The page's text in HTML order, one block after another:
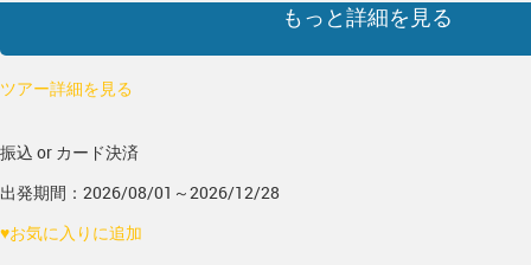
もっと詳細を見る
ツアー詳細を見る
振込 or カード決済
出発期間：2026/08/01～2026/12/28
♥お気に入りに追加